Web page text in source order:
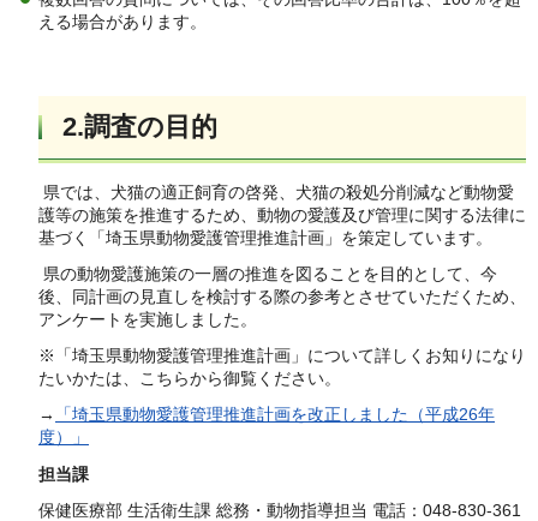
える場合があります。
2.調査の目的
県では、犬猫の適正飼育の啓発、犬猫の殺処分削減など動物愛
護等の施策を推進するため、動物の愛護及び管理に関する法律に
基づく「埼玉県動物愛護管理推進計画」を策定しています。
県の動物愛護施策の一層の推進を図ることを目的として、今
後、同計画の見直しを検討する際の参考とさせていただくため、
アンケートを実施しました。
※「埼玉県動物愛護管理推進計画」について詳しくお知りになり
たいかたは、こちらから御覧ください。
→
「埼玉県動物愛護管理推進計画を改正しました（平成26年
度）」
担当課
保健医療部 生活衛生課 総務・動物指導担当 電話：048-830-361